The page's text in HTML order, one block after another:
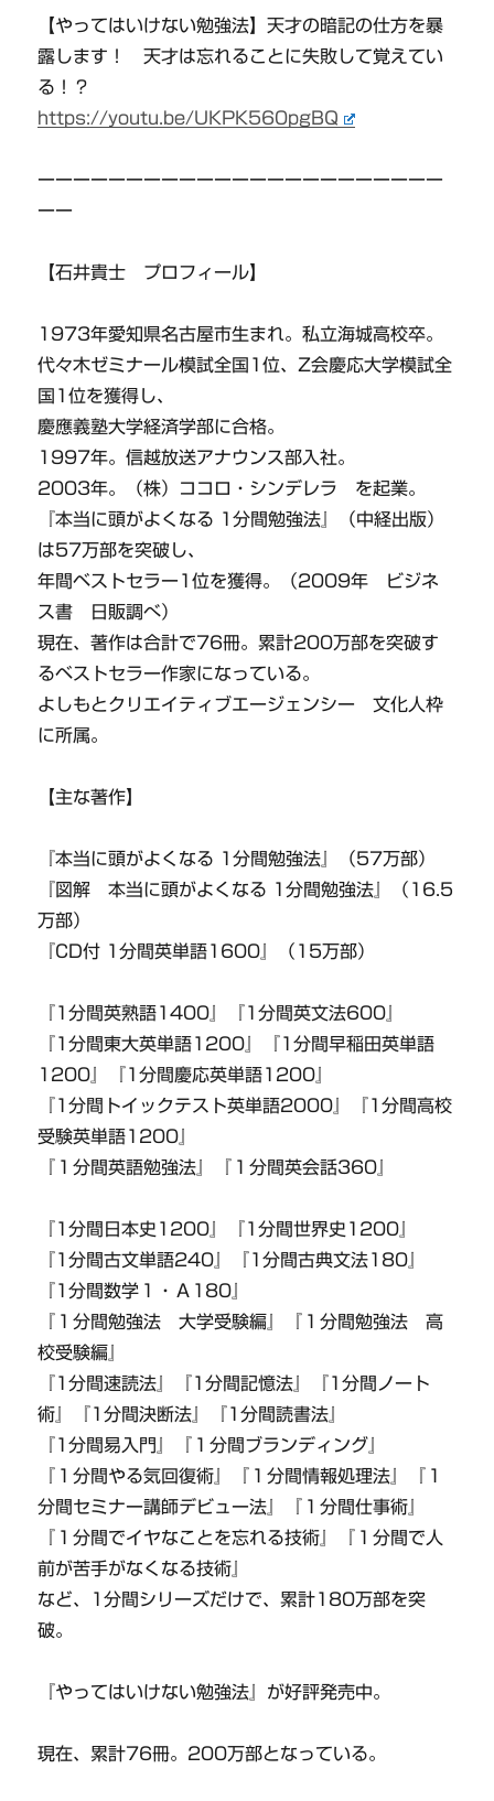
【やってはいけない勉強法】天才の暗記の仕方を暴
露します！ 天才は忘れることに失敗して覚えてい
る！？
https://youtu.be/UKPK560pgBQ
ーーーーーーーーーーーーーーーーーーーーーーー
ーー
【石井貴士 プロフィール】
1973年愛知県名古屋市生まれ。私立海城高校卒。
代々木ゼミナール模試全国1位、Z会慶応大学模試全
国1位を獲得し、
慶應義塾大学経済学部に合格。
1997年。信越放送アナウンス部入社。
2003年。（株）ココロ・シンデレラ を起業。
『本当に頭がよくなる 1分間勉強法』（中経出版）
は57万部を突破し、
年間ベストセラー1位を獲得。（2009年 ビジネ
ス書 日販調べ）
現在、著作は合計で76冊。累計200万部を突破す
るベストセラー作家になっている。
よしもとクリエイティブエージェンシー 文化人枠
に所属。
【主な著作】
『本当に頭がよくなる 1分間勉強法』（57万部）
『図解 本当に頭がよくなる 1分間勉強法』（16.5
万部）
『CD付 1分間英単語1600』（15万部）
『1分間英熟語1400』『1分間英文法600』
『1分間東大英単語1200』『1分間早稲田英単語
1200』『1分間慶応英単語1200』
『1分間トイックテスト英単語2000』『1分間高校
受験英単語1200』
『１分間英語勉強法』『１分間英会話360』
『1分間日本史1200』『1分間世界史1200』
『1分間古文単語240』『1分間古典文法180』
『1分間数学１・Ａ180』
『１分間勉強法 大学受験編』『１分間勉強法 高
校受験編』
『1分間速読法』『1分間記憶法』『1分間ノート
術』『1分間決断法』『1分間読書法』
『1分間易入門』『１分間ブランディング』
『１分間やる気回復術』『１分間情報処理法』『１
分間セミナー講師デビュー法』『１分間仕事術』
『１分間でイヤなことを忘れる技術』『１分間で人
前が苦手がなくなる技術』
など、1分間シリーズだけで、累計180万部を突
破。
『やってはいけない勉強法』が好評発売中。
現在、累計76冊。200万部となっている。